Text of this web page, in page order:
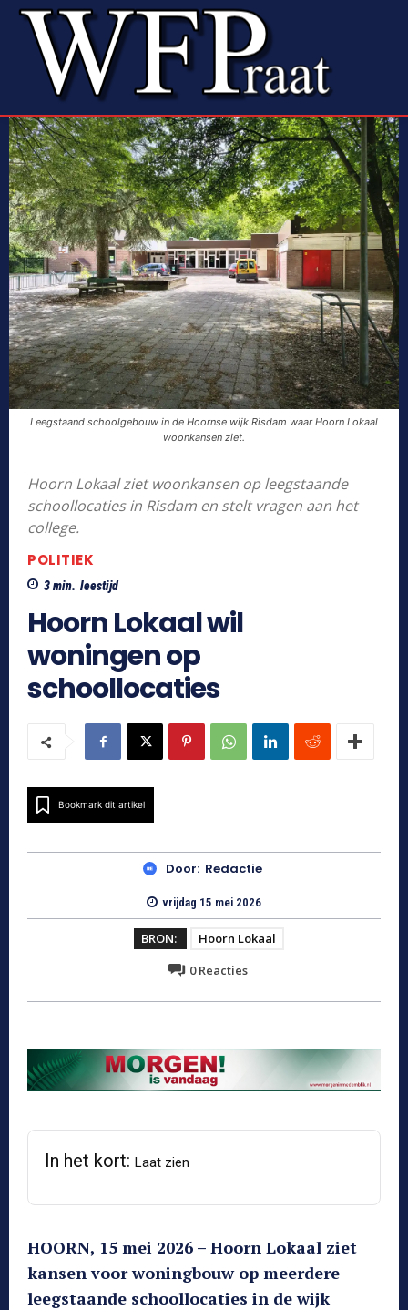
Leegstaand schoolgebouw in de Hoornse wijk Risdam waar Hoorn Lokaal
woonkansen ziet.
Hoorn Lokaal ziet woonkansen op leegstaande
schoollocaties in Risdam en stelt vragen aan het
college.
POLITIEK
3min. leestijd
Hoorn Lokaal wil
woningen op
schoollocaties
Bookmark dit artikel
Door: Redactie
vrijdag 15 mei 2026
BRON:
Hoorn Lokaal
0Reacties
In het kort: Laat zien
HOORN, 15 mei 2026 – Hoorn Lokaal ziet
kansen voor woningbouw op meerdere
leegstaande schoollocaties in de wijk